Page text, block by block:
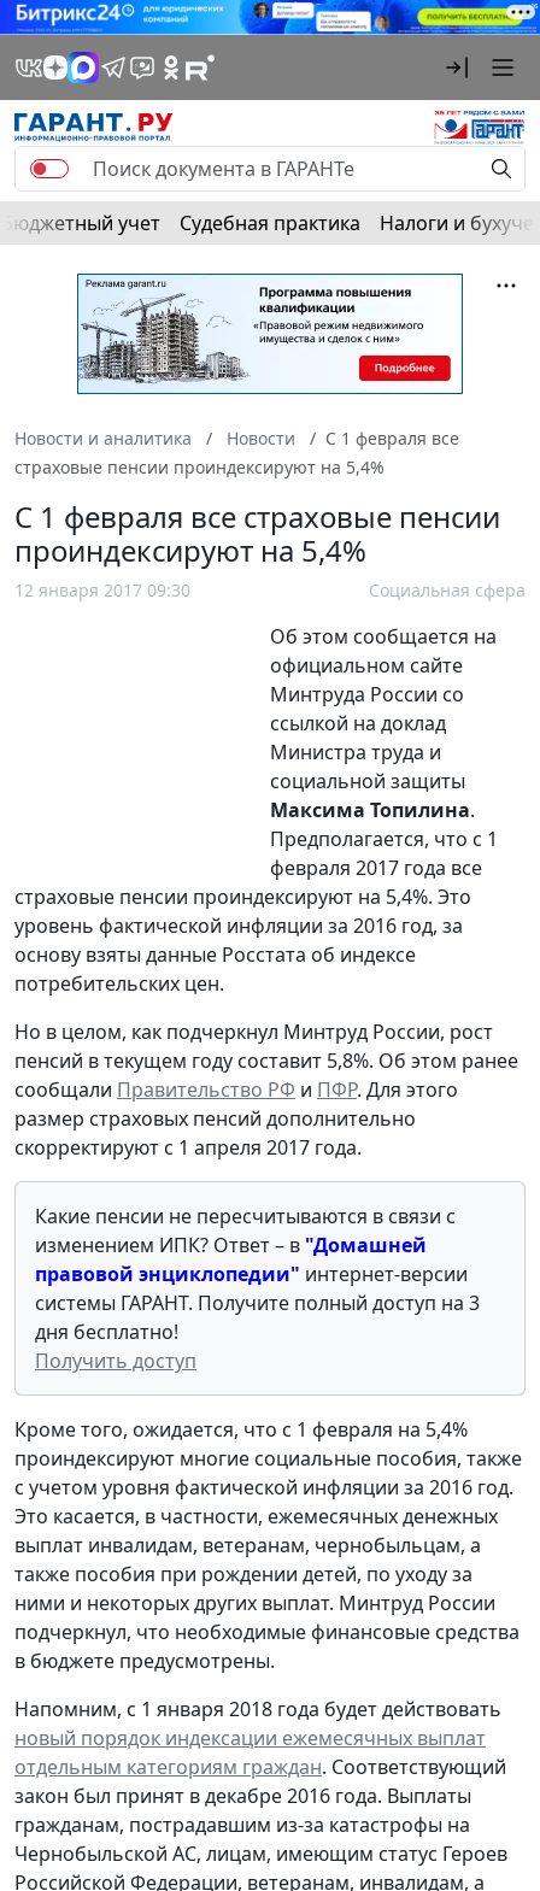
Бюджетный учет Судебная практика Налоги и
Новости и аналитика Новости
С 1 февраля все
страховые пенсии проиндексируют на 5,4%
С 1 февраля все страховые пенсии
проиндексируют на 5,4%
12 января 2017 09:30 Социальная сфера
Об этом сообщается на
официальном сайте
Минтруда России со
ссылкой на доклад
Министра труда и
социальной защиты
Максима Топилина.
Предполагается, что с 1
февраля 2017 года все
страховые пенсии проиндексируют на 5,4%. Это
уровень фактической инфляции за 2016 год, за
основу взяты данные Росстата об индексе
потребительских цен.
Но в целом, как подчеркнул Минтруд России, рост
пенсий в текущем году составит 5,8%. Об этом ранее
сообщали Правительство РФ и ПФР. Для этого
размер страховых пенсий дополнительно
скорректируют с 1 апреля 2017 года.
Какие пенсии не пересчитываются в связи с
изменением ИПК? Ответ – в "Домашней
правовой энциклопедии" интернет-версии
системы ГАРАНТ. Получите полный доступ на 3
дня бесплатно!
Получить доступ
Кроме того, ожидается, что с 1 февраля на 5,4%
проиндексируют многие социальные пособия, также
с учетом уровня фактической инфляции за 2016 год.
Это касается, в частности, ежемесячных денежных
выплат инвалидам, ветеранам, чернобыльцам, а
также пособия при рождении детей, по уходу за
ними и некоторых других выплат. Минтруд России
подчеркнул, что необходимые финансовые средства
в бюджете предусмотрены.
Напомним, с 1 января 2018 года будет действовать
новый порядок индексации ежемесячных выплат
отдельным категориям граждан. Соответствующий
закон был принят в декабре 2016 года. Выплаты
гражданам, пострадавшим из-за катастрофы на
Чернобыльской АС, лицам, имеющим статус Героев
Российской Федерации, ветеранам, инвалидам, а